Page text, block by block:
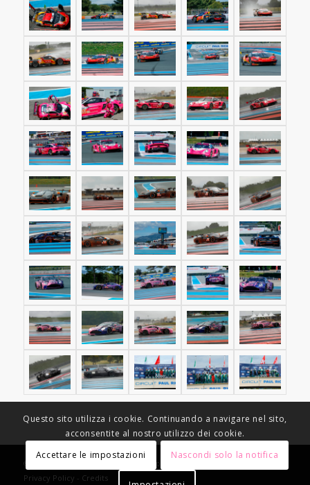
© Copyright - Racing Speed Motor Sport -
Privacy Policy - Credits
Questo sito utilizza i cookie. Continuando a navigare nel sito,
acconsentite al nostro utilizzo dei cookie.
Accettare le impostazioni
Nascondi solo la notifica